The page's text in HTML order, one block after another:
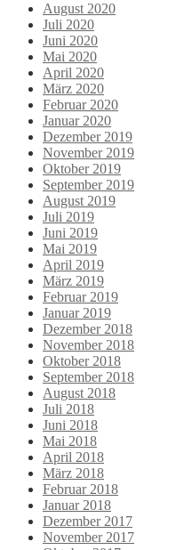
August 2020
Juli 2020
Juni 2020
Mai 2020
April 2020
März 2020
Februar 2020
Januar 2020
Dezember 2019
November 2019
Oktober 2019
September 2019
August 2019
Juli 2019
Juni 2019
Mai 2019
April 2019
März 2019
Februar 2019
Januar 2019
Dezember 2018
November 2018
Oktober 2018
September 2018
August 2018
Juli 2018
Juni 2018
Mai 2018
April 2018
März 2018
Februar 2018
Januar 2018
Dezember 2017
November 2017